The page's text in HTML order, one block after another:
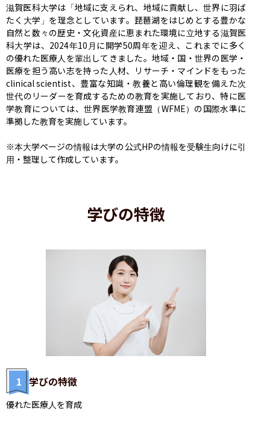
滋賀医科大学は「地域に支えられ、地域に貢献し、世界に羽ば
たく大学」を理念としています。琵琶湖をはじめとする豊かな
自然と数々の歴史・文化資産に恵まれた環境に立地する滋賀医
科大学は、2024年10月に開学50周年を迎え、これまでに多く
の優れた医療人を輩出してきました。地域・国・世界の医学・
医療を担う高い志を持った人材、リサーチ・マインドをもった
clinical scientist、豊富な知識・教養と高い倫理観を備えた次
世代のリーダーを育成するための教育を実施しており、特に医
学教育については、世界医学教育連盟（WFME）の国際水準に
準拠した教育を実施しています。
※本大学ページの情報は大学の公式HPの情報を受験生向けに引
用・整理して作成しています。
学びの特徴
1 学びの特徴
優れた医療人を育成